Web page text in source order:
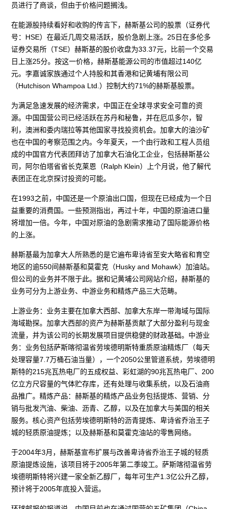
员进行了商谈，但由于价格问题搁浅。
在能源股持续看好和收购的传言下，赫斯基公司的股票（证券代
号：HSE）在最近几周交易活跃，股价急剧上涨。25日在多伦多
证券交易所（TSE）赫斯基的股价收盘为33.37元，比前一个交易
日上涨25分。按这一价格，赫斯基能源公司的市值超过140亿
元。李嘉诚家族通过个人持股和其香港和记黄埔有限公司
（Hutchison Whampoa Ltd.）控制大约71%的赫斯基股票。
为满足急速发展的经济需求，中国正在全球寻求安全可靠的资
源。中国国营公司已经活跃在苏丹和秘鲁，并在厄瓜多尔，智
利，澳洲和委内瑞拉等其他国家寻找投资机会。加拿大的油沙矿
也在中国的考察范围之内。今年夏天，一个由行政和工程人员组
成的中国官方代表团拜访了加拿大石油化工企业，包括赫斯基公
司，阿尔伯塔省省长克莱恩（Ralph Klein）上个月说，他了解代
表团正在北京探讨投资的可能。
在1993之前，中国还是一个原油出口国，但现在已经成为一个日
益重要的消费国。一些预测指出，再过十年，中国的原油进口量
将增加一倍。今年，中国对原油的急剧需求推动了国际能源价格
的上涨。
赫斯基最为加拿大人所熟悉的是它遍布卑诗省至安大略省和育空
地区的逾550间赫斯基和莫霍克（Husky and Mohawk）加油站。
但公司的业务并不限于此。据和记黄埔公司网站介绍，赫斯基的
业务可分为上游业务、中游业务和精炼产品三大范畴。
上游业务：业务主要在加拿大西部、加拿大东岸一带海域与国际
海域勘探。加拿大西部的资产为赫斯基贡献了大部分盈利与现金
流量，并为该公司的长期发展项目提供稳健的财政基础。中游业
务：业务包括萨斯喀彻温省劳埃德明斯特重质原油精炼厂（每天
处理容量7.7万桶石油当量），一个2050公里管道系统，劳埃德明
斯特的215兆瓦热电厂的五成权益、彩虹湖的90兆瓦热电厂、200
亿立方尺容量的气体贮存库，还有处理与收集系统，以及石油商
品推广。精炼产品：赫斯基的精炼产品业务包括提炼、营销、分
销与批发汽油、柴油、沥青、乙醇，以及在加拿大与美国的相关
服务。核心资产包括劳埃德明斯特的沥青提炼、卑诗省乔治王子
城的轻质原油提炼；以及赫斯基和莫霍克油站的零售网络。
于2004年3月，赫斯基宣布扩展与改善卑诗省乔治王子城的轻质
原油提炼设施，该项目将于2005年第二季竣工。萨斯喀彻温省劳
埃德明斯特将兴建一家全新乙醇厂，每年可生产1.3亿公升乙醇，
预计将于2005年底投入营运。